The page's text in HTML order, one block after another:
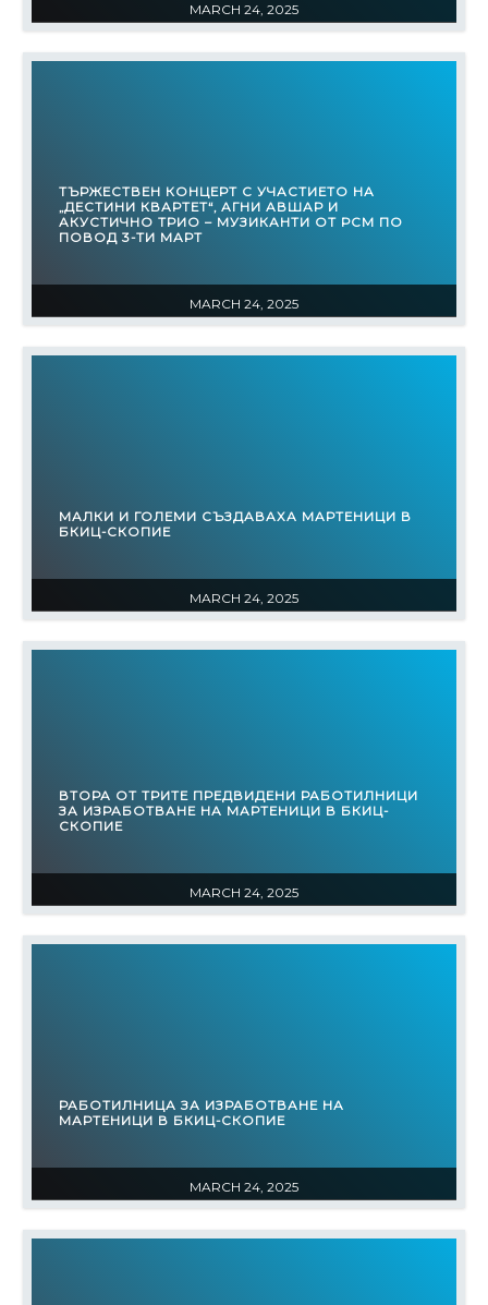
MARCH 24, 2025
MARCH 24, 2025
ТЪРЖЕСТВЕН КОНЦЕРТ С УЧАСТИЕТО НА
„ДЕСТИНИ КВАРТЕТ“, АГНИ АВШАР И
АКУСТИЧНО ТРИО – МУЗИКАНТИ ОТ РСМ ПО
ПОВОД 3-ТИ МАРТ
MARCH 24, 2025
МАЛКИ И ГОЛЕМИ СЪЗДАВАХА МАРТЕНИЦИ В
БКИЦ-СКОПИЕ
MARCH 24, 2025
ВТОРА ОТ ТРИТЕ ПРЕДВИДЕНИ РАБОТИЛНИЦИ
ЗА ИЗРАБОТВАНЕ НА МАРТЕНИЦИ В БКИЦ-
СКОПИЕ
MARCH 24, 2025
РАБОТИЛНИЦА ЗА ИЗРАБОТВАНЕ НА
МАРТЕНИЦИ В БКИЦ-СКОПИЕ